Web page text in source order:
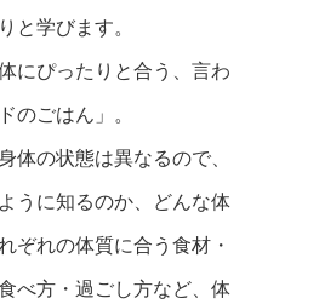
と学びます。
にぴったりと合う、言わ
のごはん」。
体の状態は異なるので、
うに知るのか、どんな体
ぞれの体質に合う食材・
べ方・過ごし方など、体